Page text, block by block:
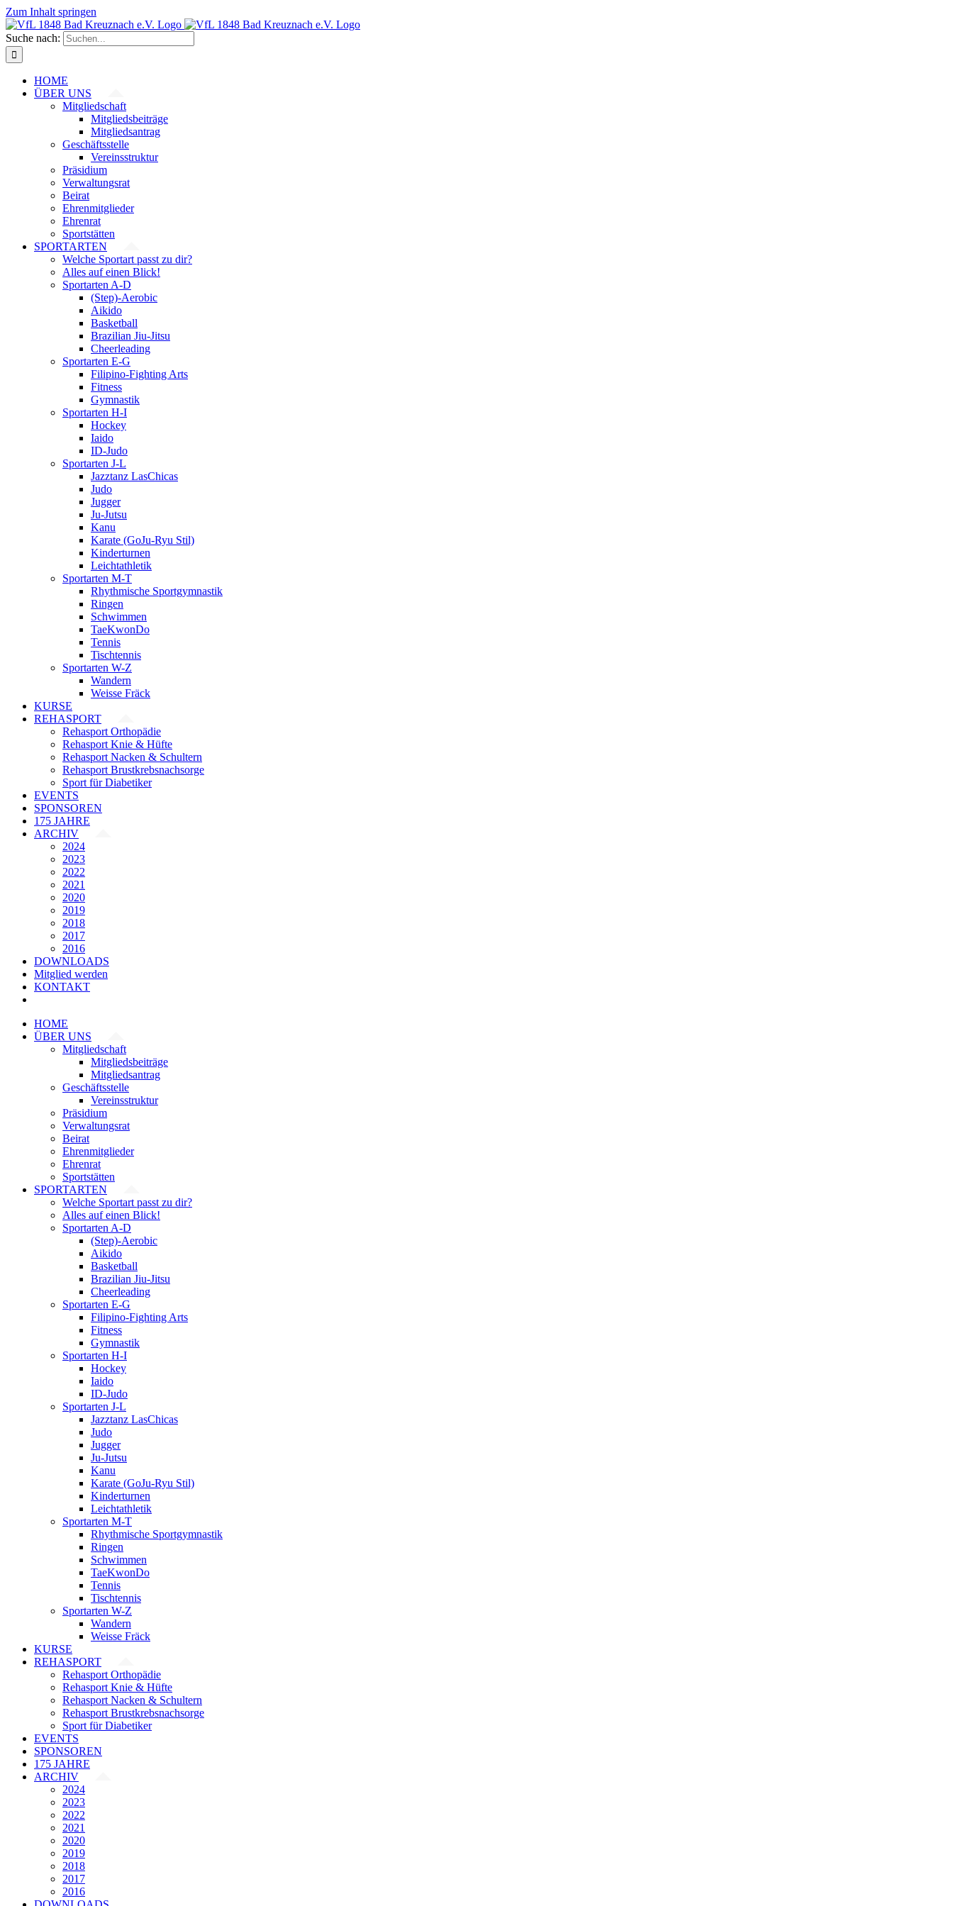
Zum Inhalt springen
Suche nach:
HOME
ÜBER UNS
Mitgliedschaft
Mitgliedsbeiträge
Mitgliedsantrag
Geschäftsstelle
Vereinsstruktur
Präsidium
Verwaltungsrat
Beirat
Ehrenmitglieder
Ehrenrat
Sportstätten
SPORTARTEN
Welche Sportart passt zu dir?
Alles auf einen Blick!
Sportarten A-D
(Step)-Aerobic
Aikido
Basketball
Brazilian Jiu-Jitsu
Cheerleading
Sportarten E-G
Filipino-Fighting Arts
Fitness
Gymnastik
Sportarten H-I
Hockey
Iaido
ID-Judo
Sportarten J-L
Jazztanz LasChicas
Judo
Jugger
Ju-Jutsu
Kanu
Karate (GoJu-Ryu Stil)
Kinderturnen
Leichtathletik
Sportarten M-T
Rhythmische Sportgymnastik
Ringen
Schwimmen
TaeKwonDo
Tennis
Tischtennis
Sportarten W-Z
Wandern
Weisse Fräck
KURSE
REHASPORT
Rehasport Orthopädie
Rehasport Knie & Hüfte
Rehasport Nacken & Schultern
Rehasport Brustkrebsnachsorge
Sport für Diabetiker
EVENTS
SPONSOREN
175 JAHRE
ARCHIV
2024
2023
2022
2021
2020
2019
2018
2017
2016
DOWNLOADS
Mitglied werden
KONTAKT
HOME
ÜBER UNS
Mitgliedschaft
Mitgliedsbeiträge
Mitgliedsantrag
Geschäftsstelle
Vereinsstruktur
Präsidium
Verwaltungsrat
Beirat
Ehrenmitglieder
Ehrenrat
Sportstätten
SPORTARTEN
Welche Sportart passt zu dir?
Alles auf einen Blick!
Sportarten A-D
(Step)-Aerobic
Aikido
Basketball
Brazilian Jiu-Jitsu
Cheerleading
Sportarten E-G
Filipino-Fighting Arts
Fitness
Gymnastik
Sportarten H-I
Hockey
Iaido
ID-Judo
Sportarten J-L
Jazztanz LasChicas
Judo
Jugger
Ju-Jutsu
Kanu
Karate (GoJu-Ryu Stil)
Kinderturnen
Leichtathletik
Sportarten M-T
Rhythmische Sportgymnastik
Ringen
Schwimmen
TaeKwonDo
Tennis
Tischtennis
Sportarten W-Z
Wandern
Weisse Fräck
KURSE
REHASPORT
Rehasport Orthopädie
Rehasport Knie & Hüfte
Rehasport Nacken & Schultern
Rehasport Brustkrebsnachsorge
Sport für Diabetiker
EVENTS
SPONSOREN
175 JAHRE
ARCHIV
2024
2023
2022
2021
2020
2019
2018
2017
2016